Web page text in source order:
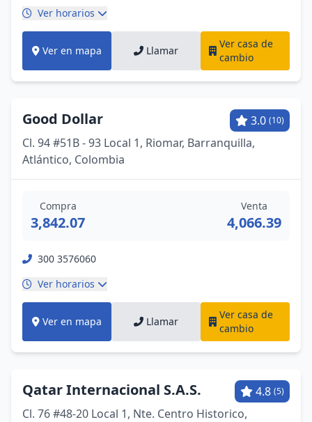
Ver horarios
Ver en mapa Llamar
Ver casa de
cambio
Good Dollar 3.0 (10)
Cl. 94 #51B - 93 Local 1, Riomar, Barranquilla,
Atlántico, Colombia
Compra
3,842.07
Venta
4,066.39
300 3576060
Ver horarios
Ver en mapa Llamar
Ver casa de
cambio
Qatar Internacional S.A.S. 4.8 (5)
Cl. 76 #48-20 Local 1, Nte. Centro Historico,